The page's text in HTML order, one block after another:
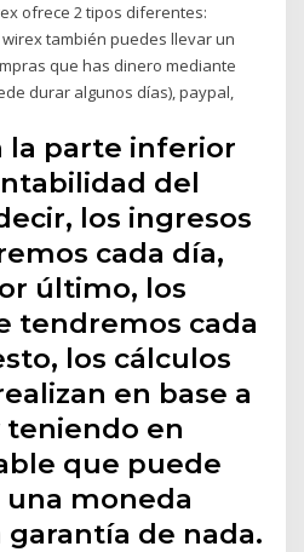
ofrece 2 tipos diferentes:
también puedes llevar un
que has dinero mediante
durar algunos días), paypal,
la parte inferior
del
los ingresos
cada día,
último, los
tendremos cada
los cálculos
en base a
teniendo en
que puede
una moneda
de nada.